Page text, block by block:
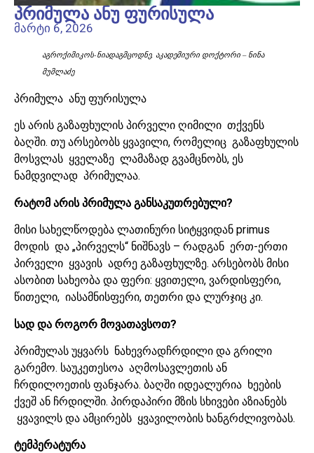
აგროქიმიკოს-ნიადაგმცოდნე, აკადემიური დოქტორი – ნინა
მუმლაძე
პრიმულა ანუ ფურისულა
ეს არის გაზაფხულის პირველი ღიმილი თქვენს
ბაღში. თუ არსებობს ყვავილი, რომელიც გაზაფხულის
მოსვლას ყველაზე ლამაზად გვამცნობს, ეს
ნამდვილად პრიმულაა.
რატომ არის პრიმულა განსაკუთრებული?
მისი სახელწოდება ლათინური სიტყვიდან primus
მოდის და „პირველს“ ნიშნავს – რადგან ერთ-ერთი
პირველი ყვავის ადრე გაზაფხულზე. არსებობს მისი
ასობით სახეობა და ფერი: ყვითელი, ვარდისფერი,
წითელი, იასამნისფერი, თეთრი და ლურჯიც კი.
სად და როგორ მოვათავსოთ?
პრიმულას უყვარს ნახევრადჩრდილი და გრილი
გარემო. საუკეთესოა აღმოსავლეთის ან
ჩრდილოეთის ფანჯარა. ბაღში იდეალურია ხეების
ქვეშ ან ჩრდილში. პირდაპირი მზის სხივები აზიანებს
ყვავილს და ამცირებს ყვავილობის ხანგრძლივობას.
ტემპერატურა
მარტი 6, 2026
პრიმულა ანუ ფურისულა